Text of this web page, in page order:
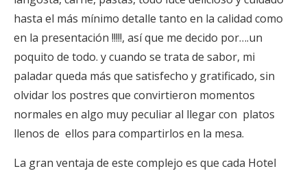
hasta el más mínimo detalle tanto en la calidad como
en la presentación !!!!!, así que me decido por….un
poquito de todo. y cuando se trata de sabor, mi
paladar queda más que satisfecho y gratificado, sin
olvidar los postres que convirtieron momentos
normales en algo muy peculiar al llegar con platos
llenos de ellos para compartirlos en la mesa.
La gran ventaja de este complejo es que cada Hotel